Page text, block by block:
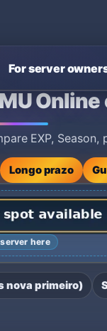
For server
EXP,
Longo prazo
here
nova primeiro)